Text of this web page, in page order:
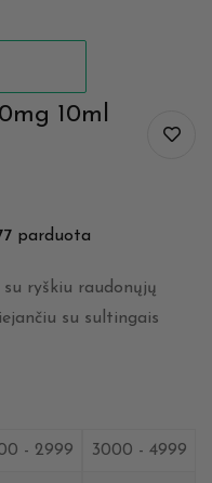
10ml
parduota
ryškiu raudonųjų
su sultingais
- 2999 3000 - 4999